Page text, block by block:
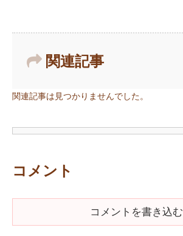
関連記事
関連記事は見つかりませんでした。
コメント
コメントを書き込む